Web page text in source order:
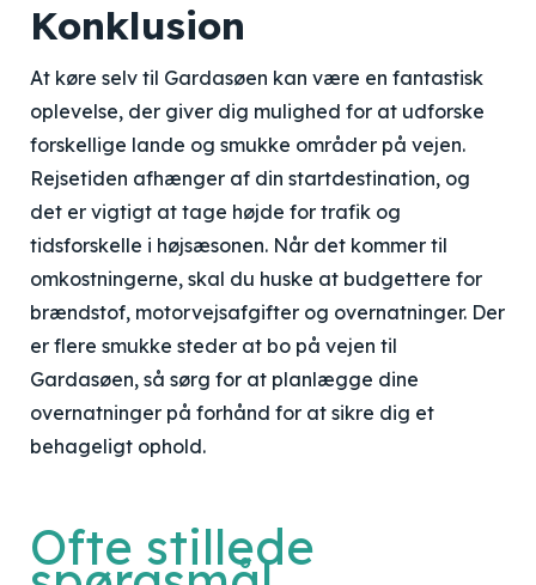
Konklusion
At køre selv til Gardasøen kan være en fantastisk
oplevelse, der giver dig mulighed for at udforske
forskellige lande og smukke områder på vejen.
Rejsetiden afhænger af din startdestination, og
det er vigtigt at tage højde for trafik og
tidsforskelle i højsæsonen. Når det kommer til
omkostningerne, skal du huske at budgettere for
brændstof, motorvejsafgifter og overnatninger. Der
er flere smukke steder at bo på vejen til
Gardasøen, så sørg for at planlægge dine
overnatninger på forhånd for at sikre dig et
behageligt ophold.
Ofte stillede